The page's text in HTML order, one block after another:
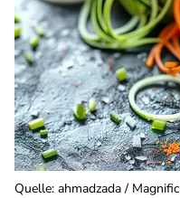
Quelle: ahmadzada / Magnific